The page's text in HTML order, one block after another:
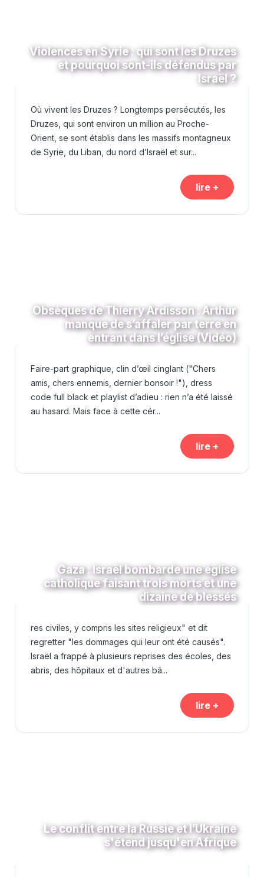
Violences en Syrie : qui sont les Druzes
et pourquoi sont-ils défendus par
Israël ?
Où vivent les Druzes ? Longtemps persécutés, les
Druzes, qui sont environ un million au Proche-
Orient, se sont établis dans les massifs montagneux
de Syrie, du Liban, du nord d’Israël et sur...
lire +
Obsèques de Thierry Ardisson : Arthur
manque de s’affaler par terre en
entrant dans l’église (Vidéo)
Faire-part graphique, clin d’œil cinglant ("Chers
amis, chers ennemis, dernier bonsoir !"), dress
code full black et playlist d’adieu : rien n’a été laissé
au hasard. Mais face à cette cér...
lire +
Gaza : Israël bombarde une église
catholique faisant trois morts et une
dizaine de blessés
res civiles, y compris les sites religieux" et dit
regretter "les dommages qui leur ont été causés".
Israël a frappé à plusieurs reprises des écoles, des
abris, des hôpitaux et d'autres bâ...
lire +
Le conflit entre la Russie et l’Ukraine
s'étend jusqu'en Afrique